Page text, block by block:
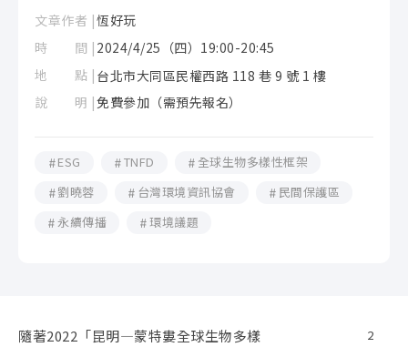
文章作者 |恆好玩
時 間 | 2024/4/25（四）19:00-20:45
地 點 | 台北市大同區民權西路 118 巷 9 號 1 樓
說 明 |免費參加（需預先報名）
ESG TNFD
全球生物多樣性框架
劉曉蓉
台灣環境資訊協會
民間保護區
永續傳播
環境議題
隨著2022「昆明—蒙特婁全球生物多樣
2